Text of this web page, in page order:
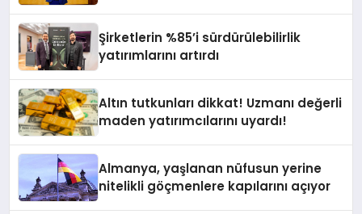
Şirketlerin %85’i sürdürülebilirlik
yatırımlarını artırdı
Altın tutkunları dikkat! Uzmanı değerli
maden yatırımcılarını uyardı!
Almanya, yaşlanan nüfusun yerine
nitelikli göçmenlere kapılarını açıyor